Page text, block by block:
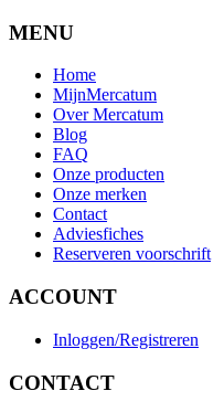
MENU
Home
MijnMercatum
Over Mercatum
Blog
FAQ
Onze producten
Onze merken
Contact
Adviesfiches
Reserveren voorschrift
ACCOUNT
Inloggen/Registreren
CONTACT